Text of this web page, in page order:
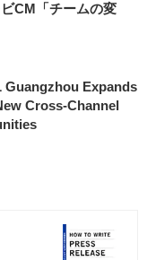
CM「チームの変
Guangzhou Expands
Cross-Channel